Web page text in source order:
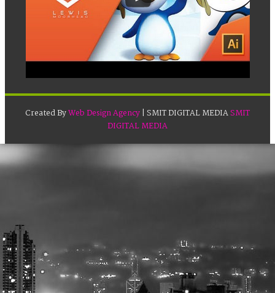
Created ByWeb Design Agency| SMIT DIGITAL MEDIASMIT
DIGITAL MEDIA